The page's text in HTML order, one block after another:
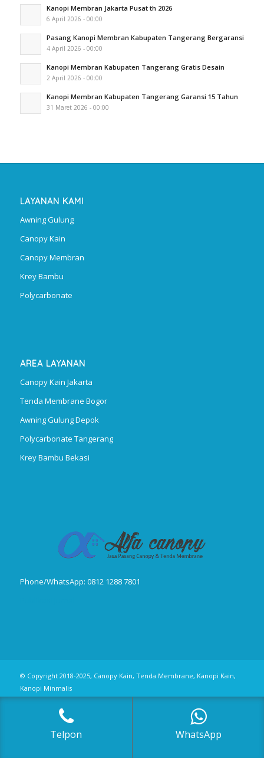
Kanopi Membran Jakarta Pusat th 2026
6 April 2026 - 00:00
Pasang Kanopi Membran Kabupaten Tangerang Bergaransi
4 April 2026 - 00:00
Kanopi Membran Kabupaten Tangerang Gratis Desain
2 April 2026 - 00:00
Kanopi Membran Kabupaten Tangerang Garansi 15 Tahun
31 Maret 2026 - 00:00
LAYANAN KAMI
Awning Gulung
Canopy Kain
Canopy Membran
Krey Bambu
Polycarbonate
AREA LAYANAN
Canopy Kain Jakarta
Tenda Membrane Bogor
Awning Gulung Depok
Polycarbonate Tangerang
Krey Bambu Bekasi
Phone/WhatsApp: 0812 1288 7801
© Copyright 2018-2025, Canopy Kain, Tenda Membrane, Kanopi Kain,
Kanopi Minmalis
Telpon WhatsApp